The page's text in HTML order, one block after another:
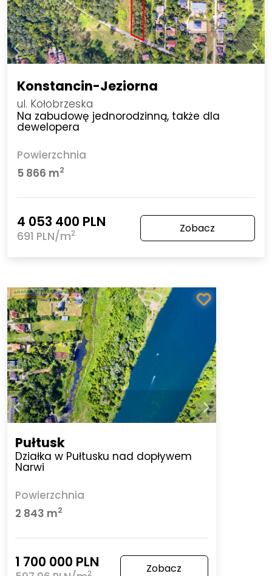
Konstancin-Jeziorna
ul. Kołobrzeska
Na zabudowę jednorodzinną, także dla
dewelopera
Powierzchnia
5 866 m2
4 053 400 PLN
691 PLN/m2 Zobacz
Pułtusk
Działka w Pułtusku nad dopływem
Narwi
Powierzchnia
2 843 m2
1 700 000 PLN
2 Zobacz